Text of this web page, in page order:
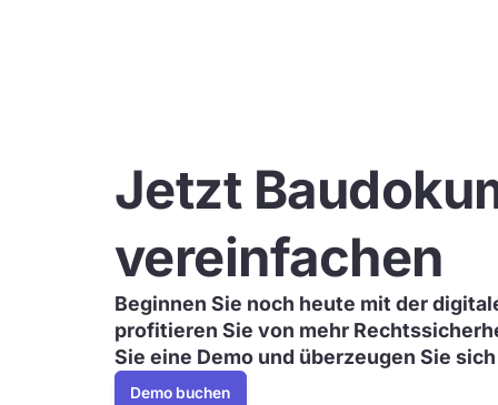
Jetzt
vereinfachen
Beginnen Sie noch heute mit der
profitieren Sie von mehr
Sie eine Demo und überzeugen Sie
Demo buchen